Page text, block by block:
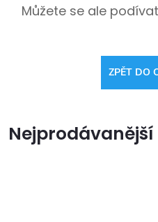
Můžete se ale
ZPĚT DO
Nejprodávanější